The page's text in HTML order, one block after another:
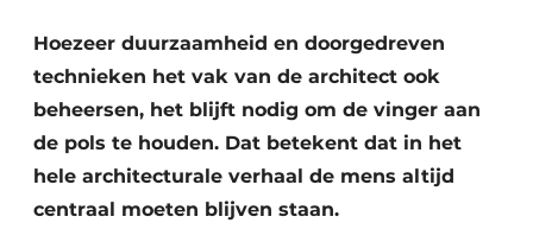
Hoezeer duurzaamheid en doorgedreven
technieken het vak van de architect ook
beheersen, het blijft nodig om de vinger aan
de pols te houden. Dat betekent dat in het
hele architecturale verhaal de mens altijd
centraal moeten blijven staan.